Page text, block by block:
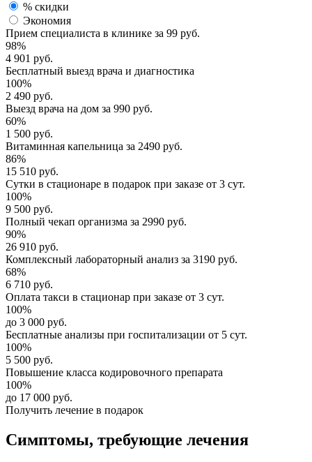
% скидки
Экономия
Прием специалиста в клинике за 99 руб.
98%
4 901 руб.
Бесплатный выезд врача и диагностика
100%
2 490 руб.
Выезд врача на дом за 990 руб.
60%
1 500 руб.
Витаминная капельница за 2490 руб.
86%
15 510 руб.
Сутки в стационаре в подарок при заказе от 3 сут.
100%
9 500 руб.
Полный чекап организма за 2990 руб.
90%
26 910 руб.
Комплексный лабораторный анализ за 3190 руб.
68%
6 710 руб.
Оплата такси в стационар при заказе от 3 сут.
100%
до 3 000 руб.
Бесплатные анализы при госпитализации от 5 сут.
100%
5 500 руб.
Повышение класса кодировочного препарата
100%
до 17 000 руб.
Получить лечение в подарок
Симптомы, требующие лечения